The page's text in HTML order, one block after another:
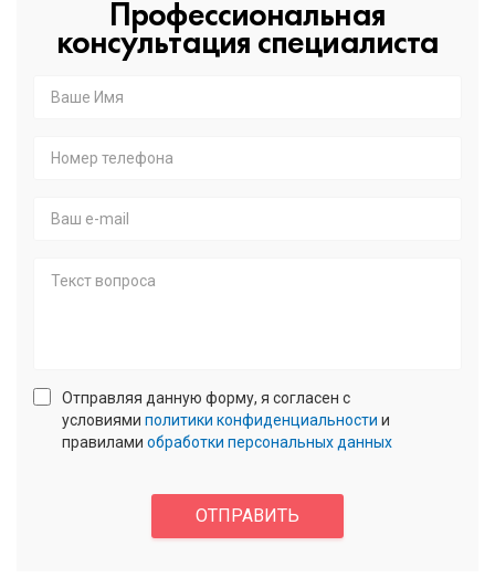
Профессиональная
консультация специалиста
Имя
телефона
mail
Текст
вопроса
Отправляя данную форму, я согласен с
условиями политики конфиденциальности и
правилами обработки персональных данных
ОТПРАВИТЬ